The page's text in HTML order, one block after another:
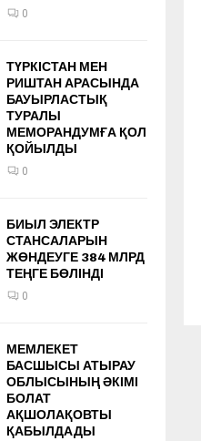
0
ТҮРКІСТАН МЕН
РИШТАН АРАСЫНДА
БАУЫРЛАСТЫҚ
ТУРАЛЫ
МЕМОРАНДУМҒА ҚОЛ
ҚОЙЫЛДЫ
0
БИЫЛ ЭЛЕКТР
СТАНСАЛАРЫН
ЖӨНДЕУГЕ 384 МЛРД
ТЕҢГЕ БӨЛІНДІ
0
МЕМЛЕКЕТ
БАСШЫСЫ АТЫРАУ
ОБЛЫСЫНЫҢ ӘКІМІ
БОЛАТ
АҚШОЛАҚОВТЫ
ҚАБЫЛДАДЫ